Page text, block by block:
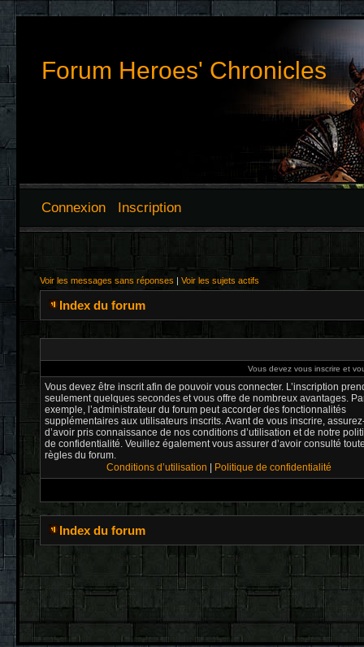
Forum Heroes' Chronicles
Connexion Inscription
Voir les messages sans réponses | Voir les sujets actifs
Index du forum
Vous devez vous inscrire et
Vous devez être inscrit afin de pouvoir vous connecter. L’inscription
seulement quelques secondes et vous offre de nombreux avantages.
exemple, l’administrateur du forum peut accorder des fonctionnalités
supplémentaires aux utilisateurs inscrits. Avant de vous inscrire,
d’avoir pris connaissance de nos conditions d’utilisation et de notre
de confidentialité. Veuillez également vous assurer d’avoir consulté
règles du forum.
Conditions d’utilisation
Politique de confidentialité
Index du forum